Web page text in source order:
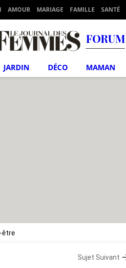
AMOUR MARIAGE FAMILLE SANTÉ
FORUM
JARDIN DÉCO MAMAN
être
Sujet Suivant